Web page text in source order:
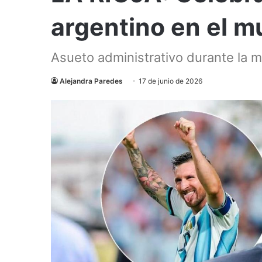
argentino en el
Asueto administrativo durante la
Alejandra Paredes 17 de junio de 2026